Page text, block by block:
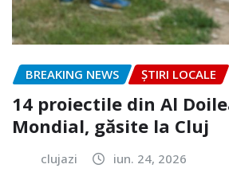
BREAKING NEWS ȘTIRI LOCALE
14 proiectile din Al
Mondial, găsite la Cluj
clujazi iun. 24, 2026